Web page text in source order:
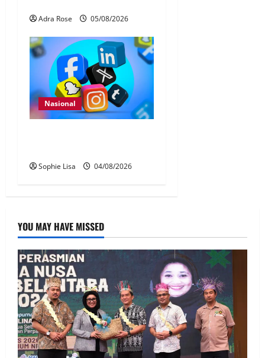
Adra Rose 05/08/2026
Nasional
Sophie Lisa 04/08/2026
YOU MAY HAVE MISSED